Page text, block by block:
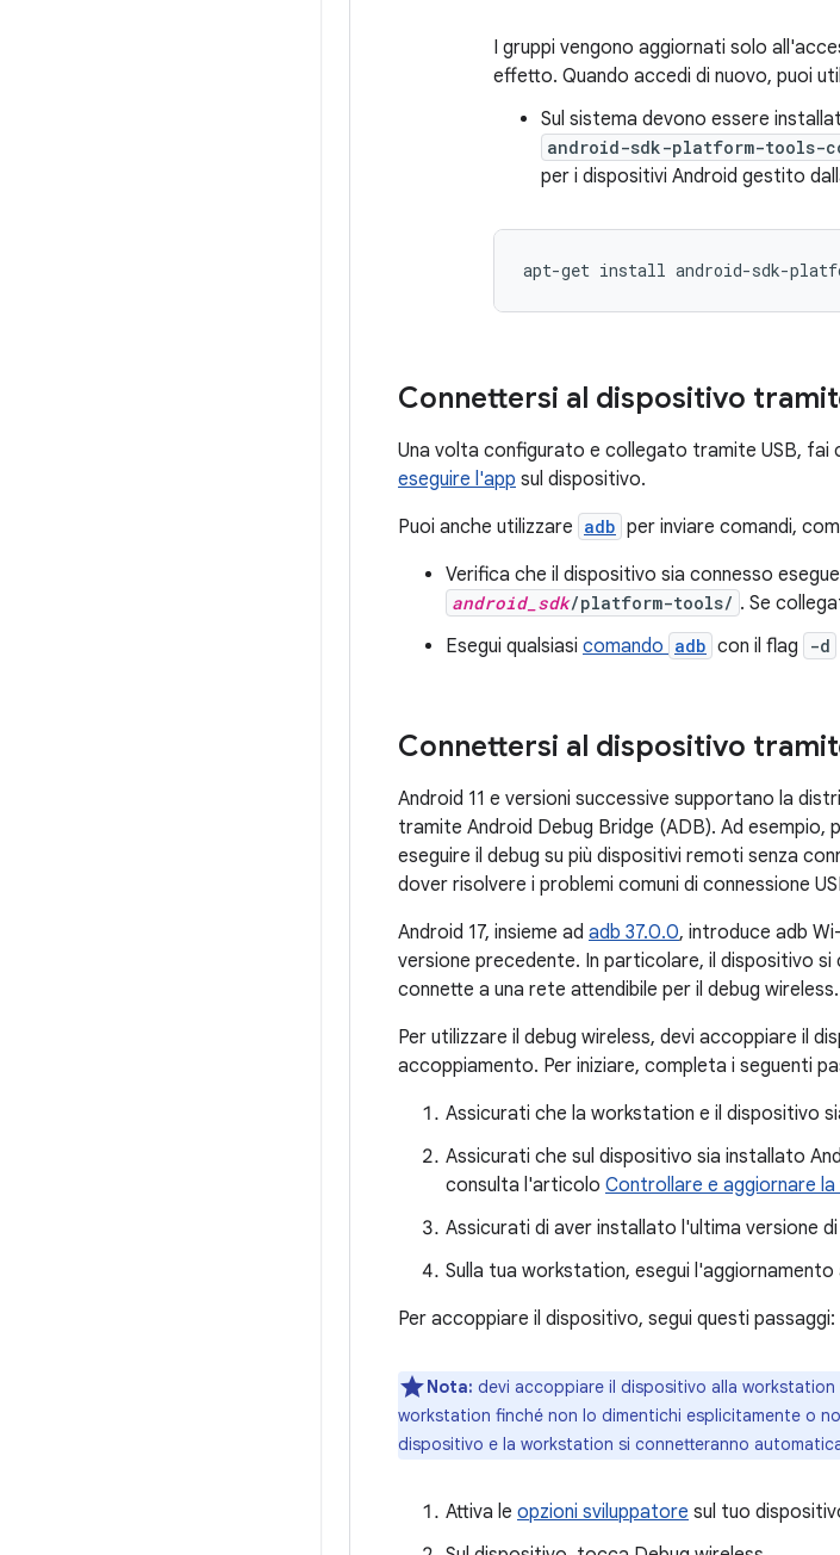
I gruppi vengono aggiornati solo
effetto. Quando accedi di nuovo, puoi
Sul sistema devono essere
android-sdk-platform-tools-
per i dispositivi Android gestito
Connettersi al dispositivo
Una volta configurato e collegato tramite USB, fai
eseguire l'app sul dispositivo.
Puoi anche utilizzare adb per inviare comandi,
Verifica che il dispositivo sia connesso
android_sdk/platform-tools/ . Se
Esegui qualsiasi comando adb con il flag -d
Connettersi al dispositivo
Android 11 e versioni successive supportano la
tramite Android Debug Bridge (ADB). Ad esempio,
eseguire il debug su più dispositivi remoti senza
dover risolvere i problemi comuni di connessione
Android 17, insieme ad adb 37.0.0, introduce adb
versione precedente. In particolare, il dispositivo
connette a una rete attendibile per il debug wireless.
Per utilizzare il debug wireless, devi accoppiare il
accoppiamento. Per iniziare, completa i seguenti
Assicurati che la workstation e il dispositivo
Assicurati che sul dispositivo sia installato
consulta l'articolo Controllare e aggiornare la
Assicurati di aver installato l'ultima versione
Sulla tua workstation, esegui l'aggiornamento
Per accoppiare il dispositivo, segui questi passaggi:
Nota: devi accoppiare il dispositivo alla
workstation finché non lo dimentichi esplicitamente o
dispositivo e la workstation si connetteranno
Attiva le opzioni sviluppatore sul tuo